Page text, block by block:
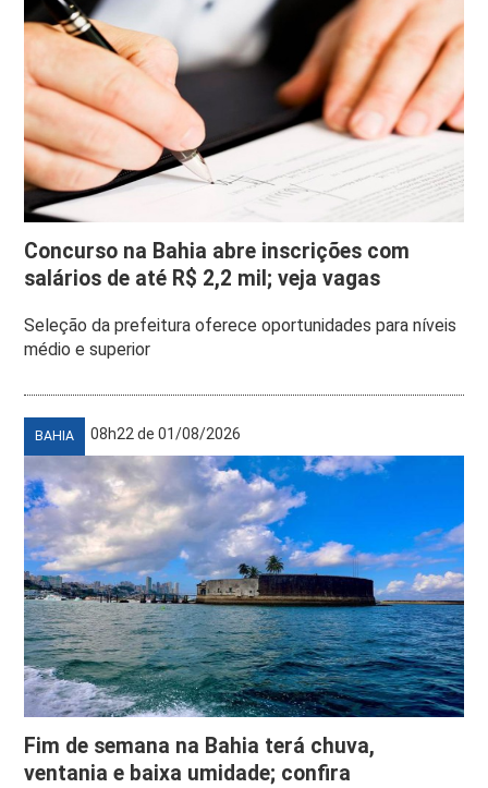
Concurso na Bahia abre inscrições com
salários de até R$ 2,2 mil; veja vagas
Seleção da prefeitura oferece oportunidades para níveis
médio e superior
BAHIA 08h22 de 01/08/2026
Fim de semana na Bahia terá chuva,
ventania e baixa umidade; confira